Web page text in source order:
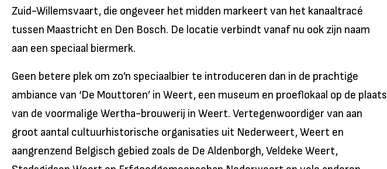
Zuid-Willemsvaart, die ongeveer het midden markeert van het kanaaltracé
tussen Maastricht en Den Bosch. De locatie verbindt vanaf nu ook zijn naam
aan een speciaal biermerk.
Geen betere plek om zo’n speciaalbier te introduceren dan in de prachtige
ambiance van ‘De Mouttoren’ in Weert, een museum en proeflokaal op de plaats
van de voormalige Wertha-brouwerij in Weert. Vertegenwoordiger van aan
groot aantal cultuurhistorische organisaties uit Nederweert, Weert en
aangrenzend Belgisch gebied zoals de De Aldenborgh, Veldeke Weert,